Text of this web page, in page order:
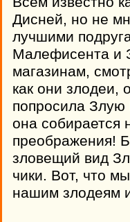
Дисней, но не
лучшими
Малефисента и
магазинам,
как они
попросила Злую
она
преображения!
зловещий вид
чики. Вот, что
нашим злодеям